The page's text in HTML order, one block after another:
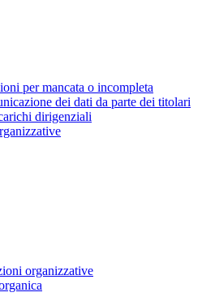
per mancata o incompleta
dei dati da parte dei titolari
dirigenziali
organizzative